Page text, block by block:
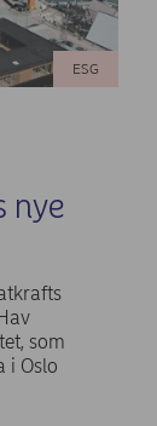
ESG
nye
som
i Oslo